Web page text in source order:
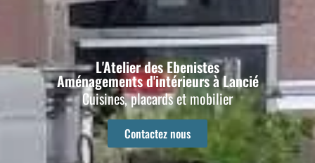
L'Atelier des Ebenistes
Aménagements d'intérieurs à Lancié
Cuisines, placards etmobilier
Contactez nous